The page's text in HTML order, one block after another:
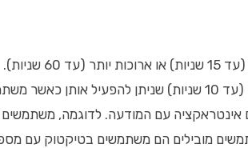
שניות).
עם המודעה. לדוגמה,
מובילים הם משתמשים בטיקטוק עם